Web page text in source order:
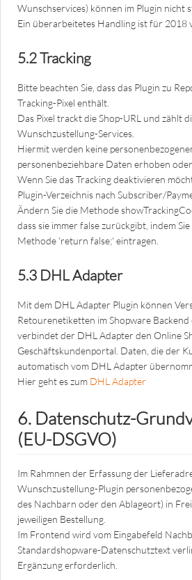
Wunschservices) können im Plugin nicht
Ein überarbeitetes Handling ist für 2018
5.2 Tracking
Bitte beachten Sie, dass das Plugin zu
Tracking-Pixel enthält.
Das Pixel trackt die Shop-URL und zählt
Wunschzustellung-Services.
Hiermit werden keine
personenbeziehbare Daten erhoben
Wenn Sie das Tracking deaktivieren
Plugin-Verzeichnis nach Subscriber/
Ändern Sie die Methode
dass sie immer false zurückgibt, indem
Methode 'return false;' eintragen.
5.3 DHL Adapter
Mit dem DHL Adapter Plugin können
Retourenetiketten im Shopware
verbindet der DHL Adapter den Online
Geschäftskundenportal. Daten, die der
automatisch vom DHL Adapter
Hier geht es zum DHL Adapter
6. Datenschutz-
(EU-DSGVO)
Im Rahmnen der Erfassung der
Wunschzustellung-Plugin
des Nachbarn oder den Ablageort) in
jeweiligen Bestellung.
Im Frontend wird vom Eingabefeld
Standardshopware-Datenschutztext
Ergänzung erforderlich.